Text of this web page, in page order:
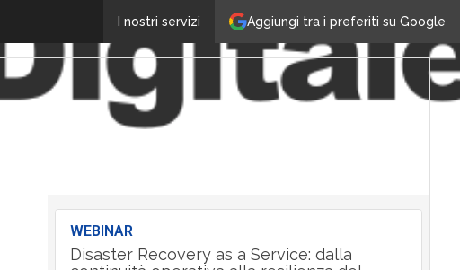
Aggiungi tra i preferiti su Google
I nostri servizi
WEBINAR
Disaster Recovery as a Service: dalla